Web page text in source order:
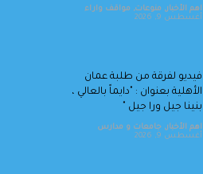
اهم الأخبار, منوعات, مواقف واراء
أغسطس 9, 2026
فيديو لفرقة من طلبة عمان
الأهلية بعنوان : "دايماً بالعالي ،
بنينا جيل ورا جيل "
اهم الأخبار, جامعات و مدارس
أغسطس 9, 2026